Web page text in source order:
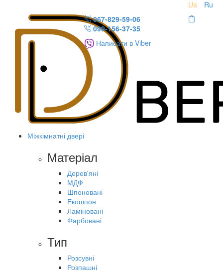
Ua
Ru
067-829-59-06
099-156-37-35
Написати в Viber
Міжкімнатні двері
Матеріал
Дерев'яні
МДФ
Шпоновані
Екошпон
Ламіновані
Фарбовані
Тип
Розсувні
Розпашні